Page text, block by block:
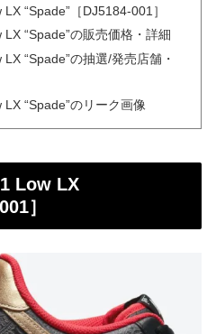
“Spade”［DJ5184-001］
LX “Spade”の販売価格・詳細
“Spade”の抽選/発売店舗・
LX “Spade”のリーク画像
Low LX
］